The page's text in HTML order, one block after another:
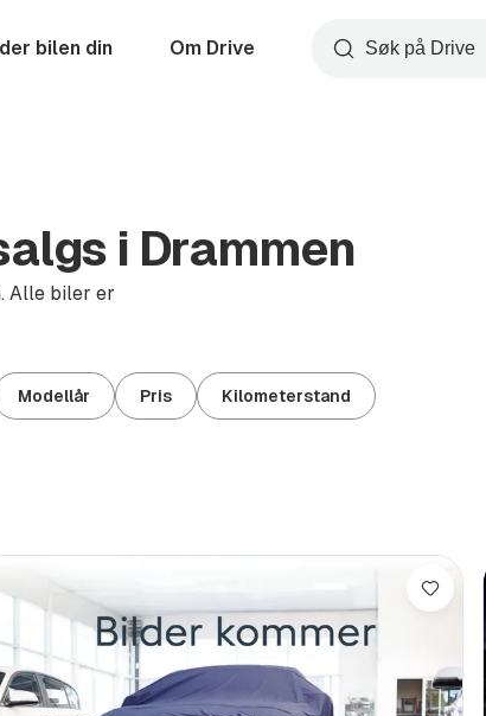
bilen din Om Drive Søk
i Drammen
Alle biler er
Modellår Pris Kilometerstand
Lagre